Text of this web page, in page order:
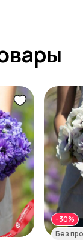
-30%
Без